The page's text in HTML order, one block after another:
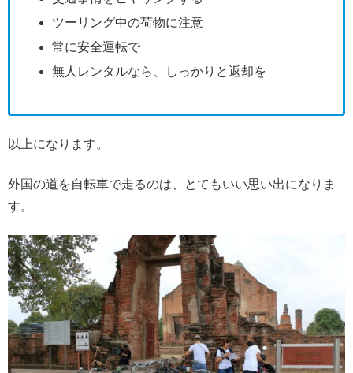
ツーリング中の荷物に注意
常に安全運転で
無人レンタルなら、しっかりと返却を
以上になります。
外国の道を自転車で走るのは、とてもいい思い出になりま
す。